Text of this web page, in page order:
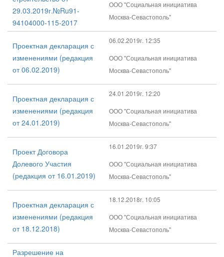
29.03.2019г.№Ru91-
94104000-115-2017
ООО "Социальная инициатива
Москва-Севастополь"
Проектная декларация с
изменениями (редакция
от 06.02.2019)
06.02.2019г. 12:35
ООО "Социальная инициатива
Москва-Севастополь"
Проектная декларация с
изменениями (редакция
от 24.01.2019)
24.01.2019г. 12:20
ООО "Социальная инициатива
Москва-Севастополь"
Проект Договора
Долевого Участия
(редакция от 16.01.2019)
16.01.2019г. 9:37
ООО "Социальная инициатива
Москва-Севастополь"
Проектная декларация с
изменениями (редакция
от 18.12.2018)
18.12.2018г. 10:05
ООО "Социальная инициатива
Москва-Севастополь"
Разрешение на